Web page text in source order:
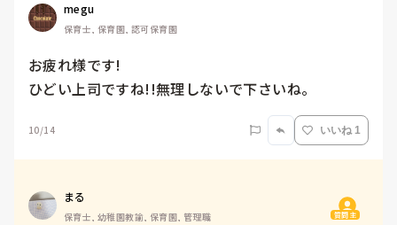
megu
保育士, 保育園, 認可保育園
お疲れ様です!
ひどい上司ですね!!無理しないで下さいね。
10/14 いいね 1
まる
保育士, 幼稚園教諭, 保育園, 管理職 質問主